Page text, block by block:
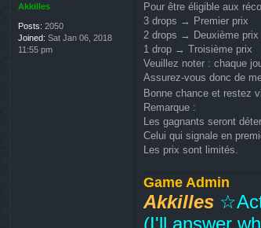
Akkilles
Posts: 2050
Joined: Sat Jan 06, 2018
11:55 pm
Pour être éligible aux
3 drops → Premier prix
2 drops → Deuxième prix
1 drop → Troisième prix
Veuillez noter : chaque
Assurez-vous donc de
Bonne chance et restez
Remarque :
Les gagnants seront
Celui qui signale en
Les prix sont limités.
Game Admin
Akkilles